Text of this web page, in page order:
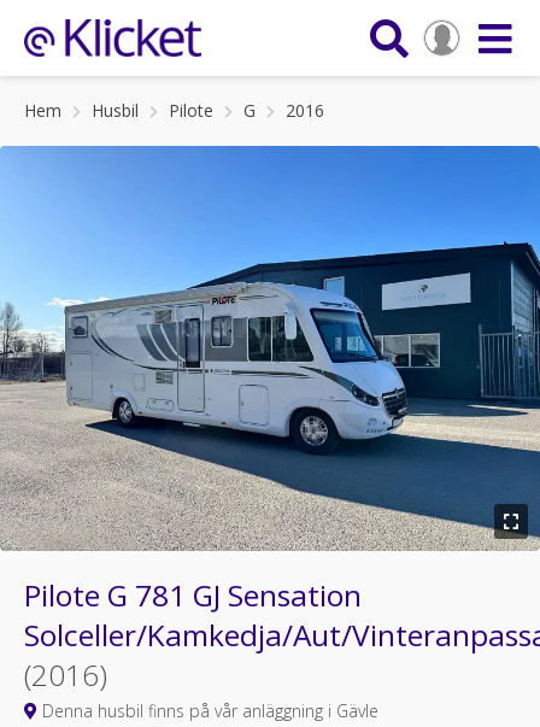
Hem Husbil Pilote G 2016
Pilote G 781 GJ Sensation
Solceller/Kamkedja/Aut/
(2016)
Denna husbil finns på vår anläggning i Gävle